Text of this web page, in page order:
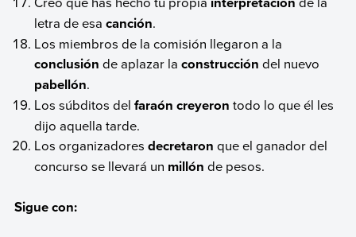
letra de esacanción.
Los miembros de la comisión llegaron a la
conclusiónde aplazar laconstrucción del nuevo
pabellón.
Los súbditos delfaraón creyeron todo lo que él les
dijo aquella tarde.
Los organizadoresdecretaron que el ganador del
concurso se llevará un millón de pesos.
Sigue con: